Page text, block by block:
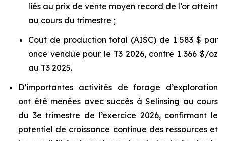
liés au prix de vente moyen record de l’or atteint
au cours du trimestre ;
Coût de production total (AISC) de 1 583 $ par
once vendue pour le T3 2026, contre 1 366 $/oz
au T3 2025.
D’importantes activités de forage d’exploration
ont été menées avec succès à Selinsing au cours
du 3e trimestre de l’exercice 2026, confirmant le
potentiel de croissance continue des ressources et